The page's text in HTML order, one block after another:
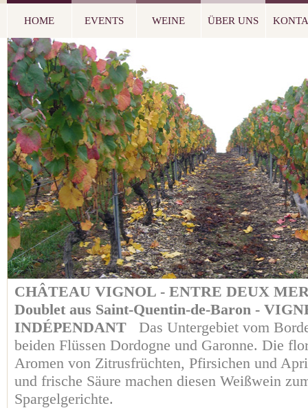
HOME EVENTS WEINE ÜBER UNS
CHÂTEAU VIGNOL - ENTRE DEUX
Doublet aus Saint-Quentin-de-Baron -
INDÉPENDANT
Das Untergebiet vom
beiden Flüssen Dordogne und Garonne. Die
Aromen von Zitrusfrüchten, Pfirsichen und
und frische Säure machen diesen Weißwein
Spargelgerichte.